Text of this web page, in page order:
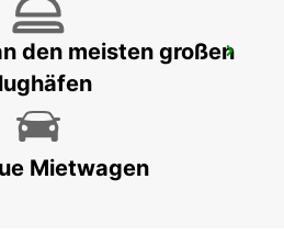
DE LYON
den meisten großen
Mietwagen